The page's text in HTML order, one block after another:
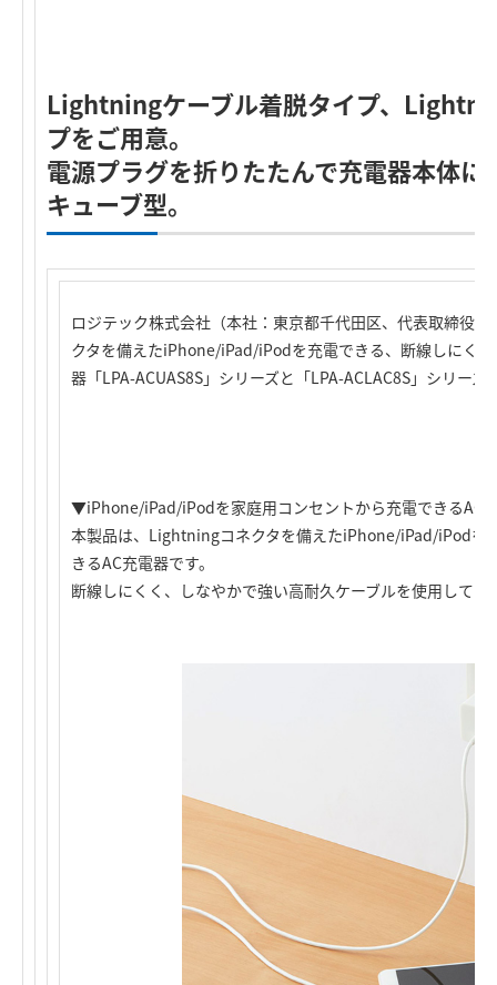
Lightningケーブル着脱タイプ、
プをご用意。
電源プラグを折りたたんで充電器本体
キューブ型。
ロジテック株式会社（本社：東京都千代田区、代表取締役
クタを備えたiPhone/iPad/iPodを充電できる、断線しにく
器「LPA-ACUAS8S」シリーズと「LPA-ACLAC8S」シリー
▼iPhone/iPad/iPodを家庭用コンセントから充電できるAC
本製品は、Lightningコネクタを備えたiPhone/iPad/iPodを
きるAC充電器です。
断線しにくく、しなやかで強い高耐久ケーブルを使用してい